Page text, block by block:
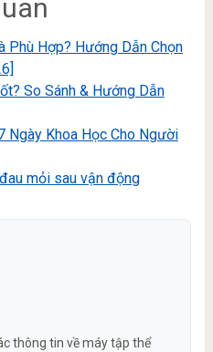
Phù Hợp? Hướng Dẫn Chọn
So Sánh & Hướng Dẫn
Ngày Khoa Học Cho Người
mỏi sau vận động
thông tin về máy tập thể